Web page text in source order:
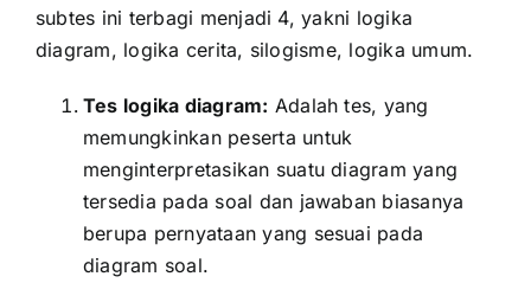
subtes ini terbagi menjadi 4, yakni logika
diagram, logika cerita, silogisme, logika umum.
Tes logika diagram: Adalah tes, yang
memungkinkan peserta untuk
menginterpretasikan suatu diagram yang
tersedia pada soal dan jawaban biasanya
berupa pernyataan yang sesuai pada
diagram soal.